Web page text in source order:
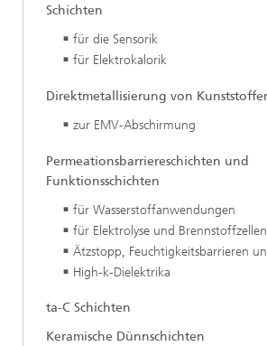
Schichten
für die Sensorik
für Elektrokalorik
Direktmetallisierung von
zur EMV-Abschirmung
Permeationsbarriereschichten und
Funktionsschichten
für Wasserstoffanwendungen
für Elektrolyse und Brennstoffzellen
Ätzstopp, Feuchtigkeitsbarrieren
High-k-Dielektrika
ta-C Schichten
Keramische Dünnschichten